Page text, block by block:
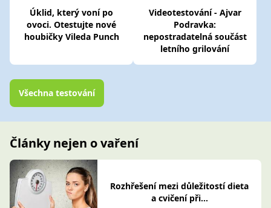
Úklid, který voní po
ovoci. Otestujte nové
houbičky Vileda Punch
Videotestování - Ajvar
Podravka:
nepostradatelná součást
letního grilování
Všechna testování
Články nejen o vaření
Rozhřešení mezi důležitostí dieta
a cvičení při...